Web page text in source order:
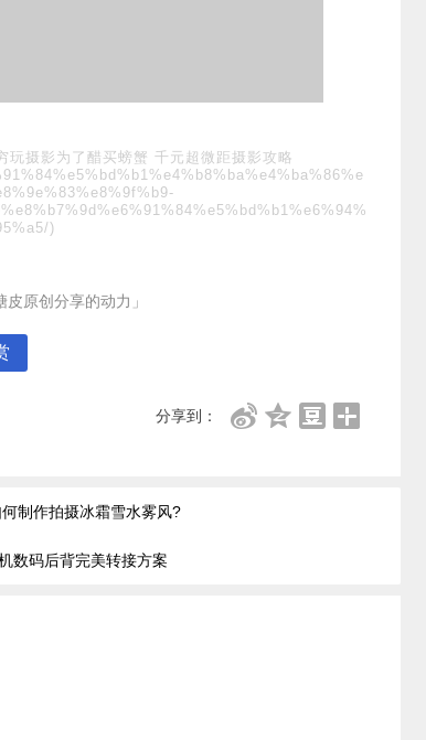
玩摄影为了醋买螃蟹 千元超微距摄影攻略
)
皮原创分享的动力」
分享到：
制作拍摄冰霜雪水雾风?
数码后背完美转接方案